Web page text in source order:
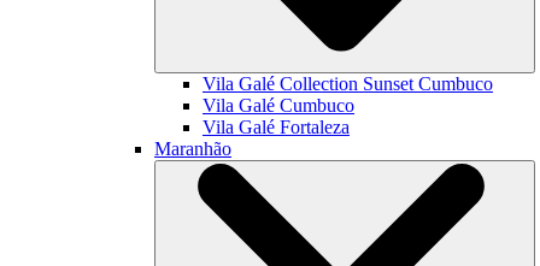
Vila Galé Collection Sunset Cumbuco
Vila Galé Cumbuco
Vila Galé Fortaleza
Maranhão